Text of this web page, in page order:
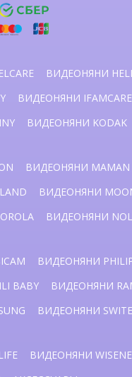
ВИДЕОНЯНИ
ВИДЕОНЯНИ IFAMCARE
ВИДЕОНЯНИ KODAK
ВИДЕОНЯНИ MAMAN
ВИДЕОНЯНИ
ВИДЕОНЯНИ
ВИДЕОНЯНИ
BABY
ВИДЕОНЯНИ
ВИДЕОНЯНИ
ВИДЕОНЯНИ